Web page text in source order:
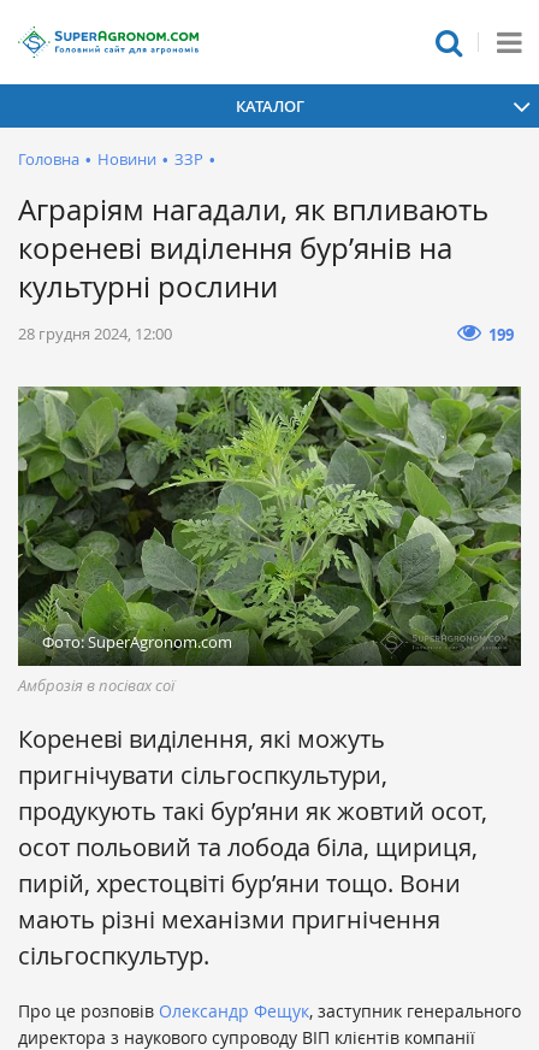
КАТАЛОГ
Головна • Новини • ЗЗР •
Аграріям нагадали, як впливають
кореневі виділення бур’янів на
культурні рослини
28 грудня 2024, 12:00 199
Фото: SuperAgronom.com
Амброзія в посівах сої
Кореневі виділення, які можуть
пригнічувати сільгоспкультури,
продукують такі бур’яни як жовтий осот,
осот польовий та лобода біла, щириця,
пирій, хрестоцвіті бур’яни тощо. Вони
мають різні механізми пригнічення
сільгоспкультур.
Про це розповів Олександр Фещук, заступник генерального
директора з наукового супроводу ВІП клієнтів компанії